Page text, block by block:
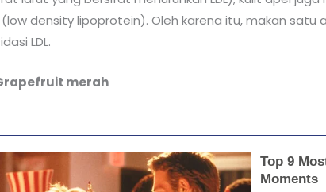
(low density lipoprotein). Oleh karena itu, makan
LDL.
merah